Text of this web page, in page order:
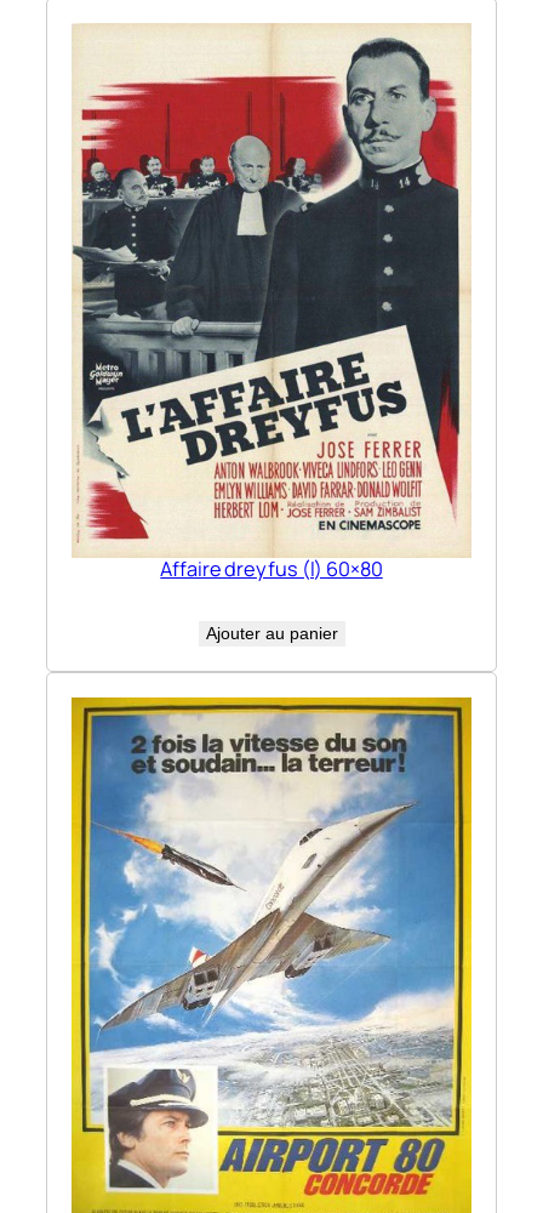
Affaire dreyfus (l) 60×80
Ajouter au panier